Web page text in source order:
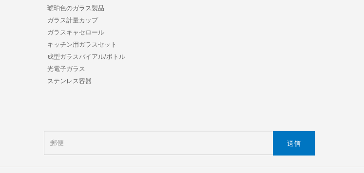
琥珀色のガラス製品
ガラス計量カップ
ガラスキャセロール
キッチン用ガラスセット
成型ガラスバイアル/ボトル
光電子ガラス
ステンレス容器
送信